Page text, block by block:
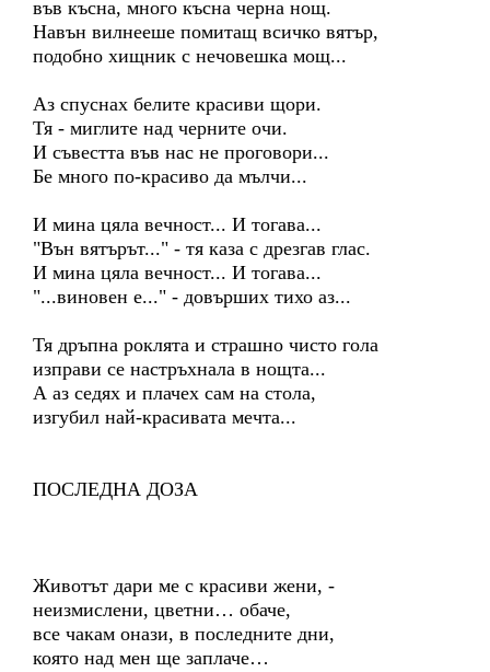
във късна, много късна черна нощ.
Навън вилнееше помитащ всичко вятър,
подобно хищник с нечовешка мощ...
Аз спуснах белите красиви щори.
Тя - миглите над черните очи.
И съвестта във нас не проговори...
Бе много по-красиво да мълчи...
И мина цяла вечност... И тогава...
"Вън вятърът..." - тя каза с дрезгав глас.
И мина цяла вечност... И тогава...
"...виновен е..." - довърших тихо аз...
Тя дръпна роклята и страшно чисто гола
изправи се настръхнала в нощта...
А аз седях и плачех сам на стола,
изгубил най-красивата мечта...
ПОСЛЕДНА ДОЗА
Животът дари ме с красиви жени, -
неизмислени, цветни… обаче,
все чакам онази, в последните дни,
която над мен ще заплаче…